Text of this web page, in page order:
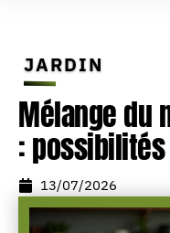
JARDIN
Mélange du
:
13/07/2026